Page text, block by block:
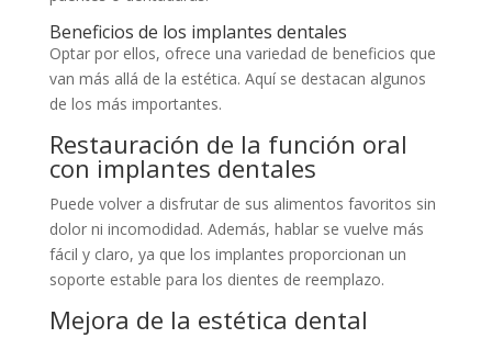
Beneficios de los implantes dentales
Optar por ellos, ofrece una variedad de beneficios que
van más allá de la estética. Aquí se destacan algunos
de los más importantes.
Restauración de la función oral
con implantes dentales
Puede volver a disfrutar de sus alimentos favoritos sin
dolor ni incomodidad. Además, hablar se vuelve más
fácil y claro, ya que los implantes proporcionan un
soporte estable para los dientes de reemplazo.
Mejora de la estética dental